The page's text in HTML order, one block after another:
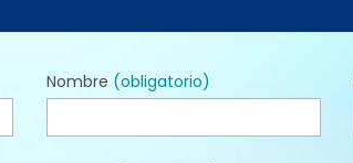
Nombre (obligatorio)